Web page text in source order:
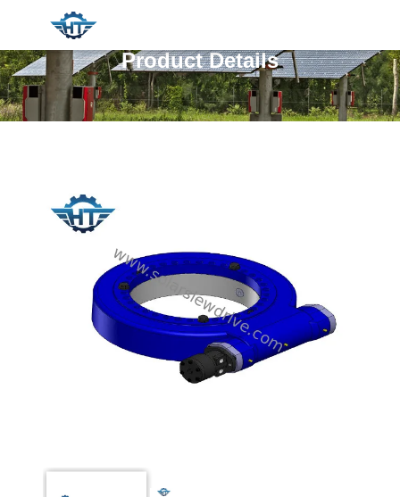
Product Details